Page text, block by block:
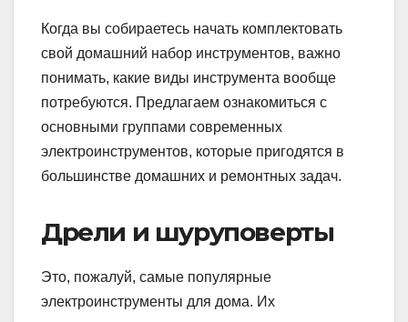
Когда вы собираетесь начать комплектовать
свой домашний набор инструментов, важно
понимать, какие виды инструмента вообще
потребуются. Предлагаем ознакомиться с
основными группами современных
электроинструментов, которые пригодятся в
большинстве домашних и ремонтных задач.
Дрели и шуруповерты
Это, пожалуй, самые популярные
электроинструменты для дома. Их